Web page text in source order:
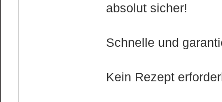
absolut sicher!
Schnelle und
Kein Rezept